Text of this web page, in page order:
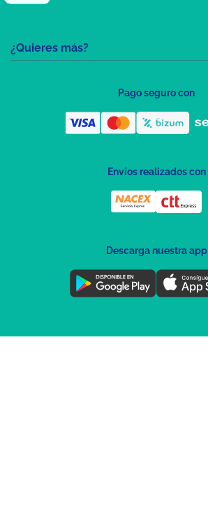
¿Quieres más?
Pago seguro con
Envíos realizados con
Descarga nuestra app